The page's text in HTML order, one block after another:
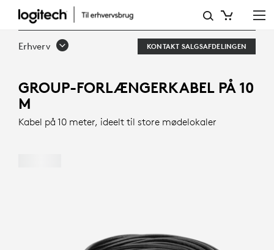
LOGITECH
GROUP-
PÅ
10
Erhverv KONTAKT SALGSAFDELINGEN
GROUP-FORLÆNGERKABEL PÅ 10
M
Kabel på 10 meter, ideelt til store mødelokaler